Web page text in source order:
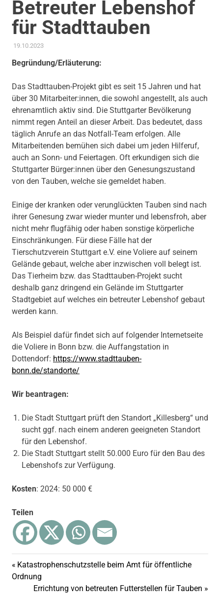
Betreuter Lebenshof
für Stadttauben
19.10.2023ADMIN
AKTUELLES
Begründung/Erläuterung:
Das Stadttauben-Projekt gibt es seit 15 Jahren und hat
über 30 Mitarbeiter:innen, die sowohl angestellt, als auch
ehrenamtlich aktiv sind. Die Stuttgarter Bevölkerung
nimmt regen Anteil an dieser Arbeit. Das bedeutet, dass
täglich Anrufe an das Notfall-Team erfolgen. Alle
Mitarbeitenden bemühen sich dabei um jeden Hilferuf,
auch an Sonn- und Feiertagen. Oft erkundigen sich die
Stuttgarter Bürger:innen über den Genesungszustand
von den Tauben, welche sie gemeldet haben.
Einige der kranken oder verunglückten Tauben sind nach
ihrer Genesung zwar wieder munter und lebensfroh, aber
nicht mehr flugfähig oder haben sonstige körperliche
Einschränkungen. Für diese Fälle hat der
Tierschutzverein Stuttgart e.V. eine Voliere auf seinem
Gelände gebaut, welche aber inzwischen voll belegt ist.
Das Tierheim bzw. das Stadttauben-Projekt sucht
deshalb ganz dringend ein Gelände im Stuttgarter
Stadtgebiet auf welches ein betreuter Lebenshof gebaut
werden kann.
Als Beispiel dafür findet sich auf folgender Internetseite
die Voliere in Bonn bzw. die Auffangstation in
Dottendorf: https://www.stadttauben-
bonn.de/standorte/
Wir beantragen:
Die Stadt Stuttgart prüft den Standort „Killesberg“ und
sucht ggf. nach einem anderen geeigneten Standort
für den Lebenshof.
Die Stadt Stuttgart stellt 50.000 Euro für den Bau des
Lebenshofs zur Verfügung.
Kosten: 2024: 50 000 €
Teilen
Beitragsnavigation
Vorheriger
Beitrag:
Katastrophenschutzstelle beim Amt für öffentliche
Ordnung
Nächster
Errichtung von betreuten Futterstellen für Tauben